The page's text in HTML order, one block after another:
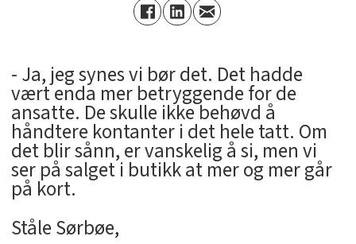
- Ja, jeg synes vi bør det. Det hadde
vært enda mer betryggende for de
ansatte. De skulle ikke behøvd å
håndtere kontanter i det hele tatt. Om
det blir sånn, er vanskelig å si, men vi
ser på salget i butikk at mer og mer går
på kort.
Ståle Sørbøe,